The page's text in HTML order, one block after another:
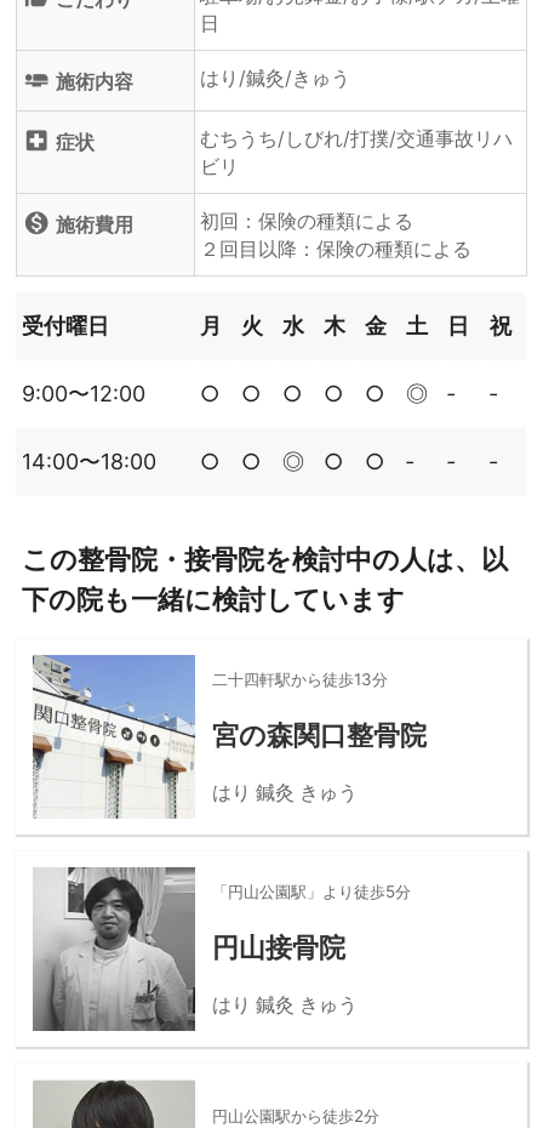
日
airline_seat_flat 施術内容 はり/鍼灸/きゅう
local_hospital 症状
むちうち/しびれ/打撲/交通事故リハ
ビリ
monetization_on 施術費用
初回：保険の種類による
２回目以降：保険の種類による
受付曜日 月 火 水 木 金 土 日 祝
9:00〜12:00 ○ ○ ○ ○ ○ ◎ ‐ ‐
14:00〜18:00 ○ ○ ◎ ○ ○ ‐ ‐ ‐
この整骨院・接骨院を検討中の人は、以
下の院も一緒に検討しています
二十四軒駅から徒歩13分
宮の森関口整骨院
はり 鍼灸 きゅう
「円山公園駅」より徒歩5分
円山接骨院
はり 鍼灸 きゅう
円山公園駅から徒歩2分